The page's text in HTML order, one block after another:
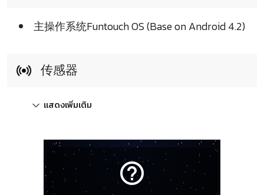
主操作系统Funtouch OS (Base on Android 4.2)
传感器
แสดงเพิ่มเติม
help_outline